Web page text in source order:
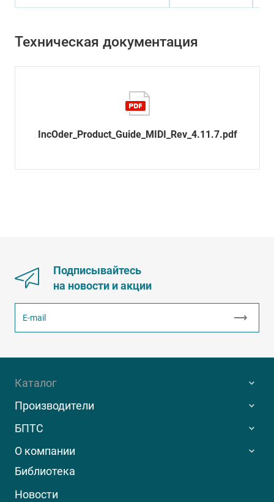
Техническая документация
IncOder_Product_Guide_MIDI_Rev_4.11.7.pdf
Подписывайтесь
на новости и акции
Каталог
Производители
БПТС
О компании
Библиотека
Новости